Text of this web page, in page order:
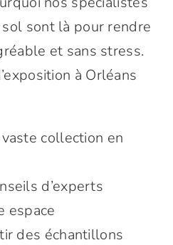
sont là pour rendre
et sans stress.
à Orléans
collection en
d’experts
espace
des échantillons